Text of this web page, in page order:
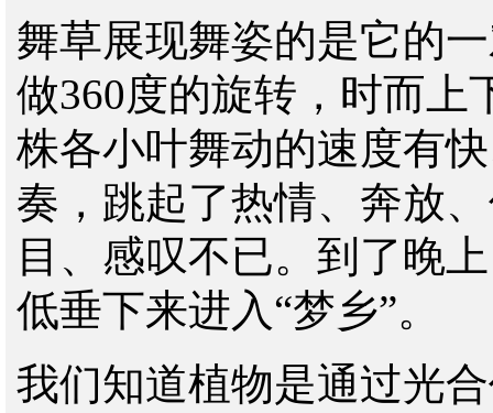
舞草展现舞姿的是它的
做360度的旋转，时而上
株各小叶舞动的速度有
奏，跳起了热情、奔放
目、感叹不已。到了晚
低垂下来进入“梦乡”。
我们知道植物是通过光